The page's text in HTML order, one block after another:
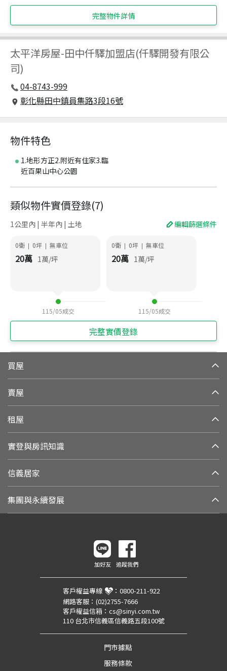
完整物件詳情
太平洋房屋-田中仟驛加盟店(仟驛開發有限公
司)
04-8743-999
彰化縣田中鎮員集路3段16號
物件特色
1.地形方正2.附近有住家3.臨
近百果山中心公園
類似物件實價登錄(7)
1公里內 | 半年內 | 土地 編輯篩選條件
0衛 | 0坪 | 無車位
20萬 1萬/坪
115/05成交
0衛 | 0坪 | 無車位
20萬 1萬/坪
115/05成交
完整實價登錄
買屋
賣屋
租屋
實登與房訊知識
信義居家
集團與永續發展
加好友 追蹤我們
客戶權益專線 ： 0800-211-922
網路客服： (02)2755-7666
客戶權益信箱： cs@sinyi.com.tw
110 台北市信義區信義路五段100號
門市據點
服務條款